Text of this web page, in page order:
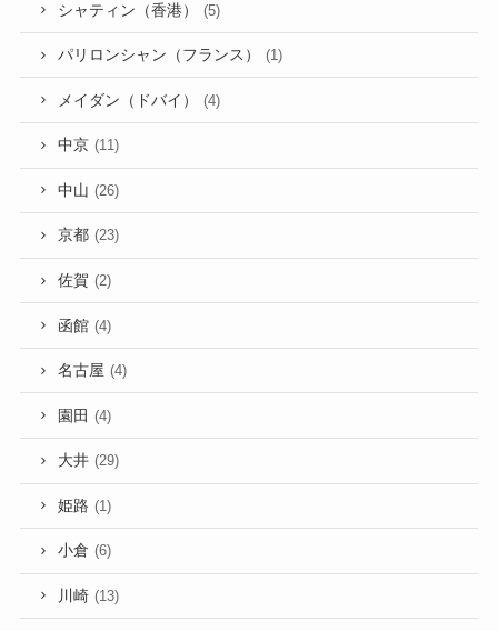
シャティン（香港） (5)
パリロンシャン（フランス） (1)
メイダン（ドバイ） (4)
中京 (11)
中山 (26)
京都 (23)
佐賀 (2)
函館 (4)
名古屋 (4)
園田 (4)
大井 (29)
姫路 (1)
小倉 (6)
川崎 (13)